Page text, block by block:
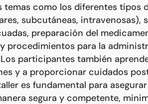
temas como los diferentes tipos
subcutáneas, intravenosas),
preparación del
procedimientos para la
participantes también
y a proporcionar cuidados
es fundamental para
segura y competente,